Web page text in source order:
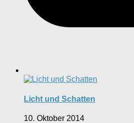
Licht und Schatten
10. Oktober 2014